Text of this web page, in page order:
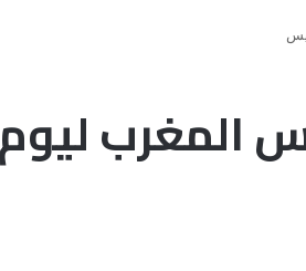
المغرب ليوم